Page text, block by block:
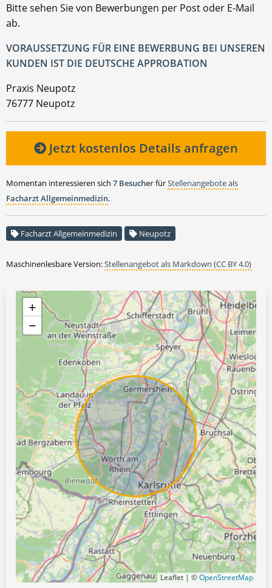
Bitte sehen Sie von Bewerbungen per Post oder E-Mail
ab.
VORAUSSETZUNG FÜR EINE BEWERBUNG BEI UNSEREN
KUNDEN IST DIE DEUTSCHE APPROBATION
Praxis Neupotz
76777 Neupotz
Jetzt kostenlos Details anfragen
Momentan interessieren sich 7 BesucherfürStellenangebote als
Facharzt Allgemeinmedizin.
Facharzt Allgemeinmedizin Neupotz
Maschinenlesbare Version:Stellenangebot als Markdown (CC BY 4.0)
+
−
Leaflet | ©OpenStreetMap